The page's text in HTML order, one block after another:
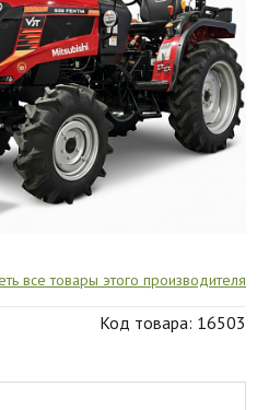
все товары этого производителя
Код товара: 16503